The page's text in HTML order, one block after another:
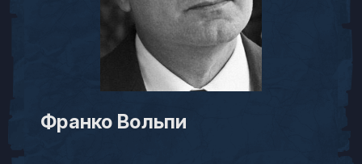
Франко Вольпи